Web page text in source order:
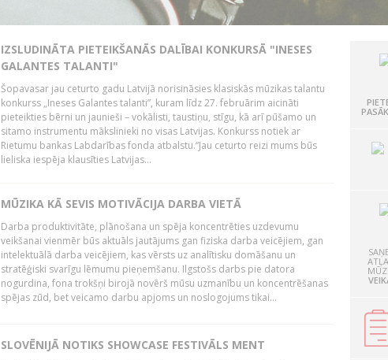
IZSLUDINĀTA PIETEIKŠANĀS DALĪBAI KONKURSĀ "INESES
GALANTES TALANTI"
Šopavasar jau ceturto gadu Latvijā norisināsies klasiskās mūzikas talantu
konkurss „Ineses Galantes talanti”, kuram līdz 27. februārim aicināti
pieteikties bērni un jaunieši – vokālisti, taustiņu, stīgu, kā arī pūšamo un
sitamo instrumentu mākslinieki no visas Latvijas. Konkurss notiek ar
Rietumu bankas Labdarības fonda atbalstu.“Jau ceturto reizi mums būs
lieliska iespēja klausīties Latvijas...
MŪZIKA KĀ SEVIS MOTIVĀCIJA DARBA VIETĀ
Darba produktivitāte, plānošana un spēja koncentrēties uzdevumu
veikšanai vienmēr būs aktuāls jautājums gan fiziska darba veicējiem, gan
intelektuālā darba veicējiem, kas vērsts uz analītisku domāšanu un
stratēģiski svarīgu lēmumu pieņemšanu. Ilgstošs darbs pie datora
nogurdina, fona trokšņi birojā novērš mūsu uzmanību un koncentrēšanas
spējas zūd, bet veicamo darbu apjoms un noslogojums tikai...
SLOVĒNIJĀ NOTIKS SHOWCASE FESTIVĀLS MENT